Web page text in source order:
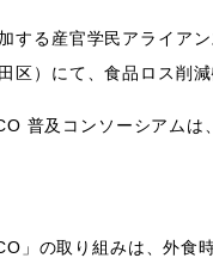
する産官学民アライア
区）にて、食品ロス削
普及コンソーシアムは
」の取り組みは、外食